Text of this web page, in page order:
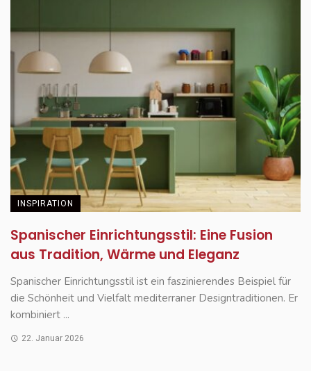
INSPIRATION
Spanischer Einrichtungsstil: Eine Fusion
aus Tradition, Wärme und Eleganz
Spanischer Einrichtungsstil ist ein faszinierendes Beispiel für
die Schönheit und Vielfalt mediterraner Designtraditionen. Er
kombiniert ...
22. Januar 2026